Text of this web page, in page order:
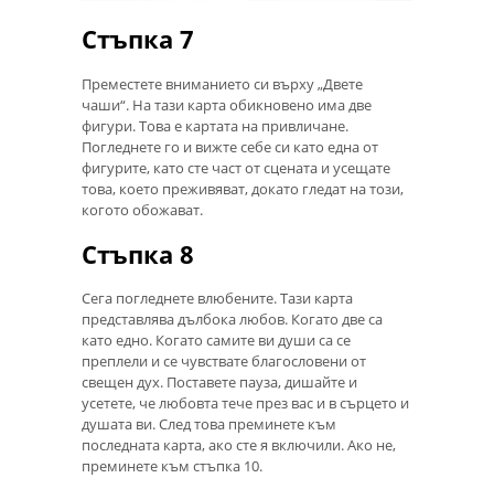
Стъпка 7
Преместете вниманието си върху „Двете
чаши“. На тази карта обикновено има две
фигури. Това е картата на привличане.
Погледнете го и вижте себе си като една от
фигурите, като сте част от сцената и усещате
това, което преживяват, докато гледат на този,
когото обожават.
Стъпка 8
Сега погледнете влюбените. Тази карта
представлява дълбока любов. Когато две са
като едно. Когато самите ви души са се
преплели и се чувствате благословени от
свещен дух. Поставете пауза, дишайте и
усетете, че любовта тече през вас и в сърцето и
душата ви. След това преминете към
последната карта, ако сте я включили. Ако не,
преминете към стъпка 10.